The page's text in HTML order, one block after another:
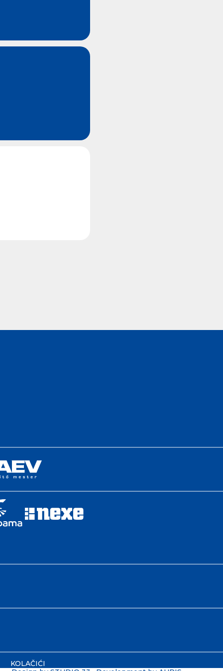
KOLAČIĆI